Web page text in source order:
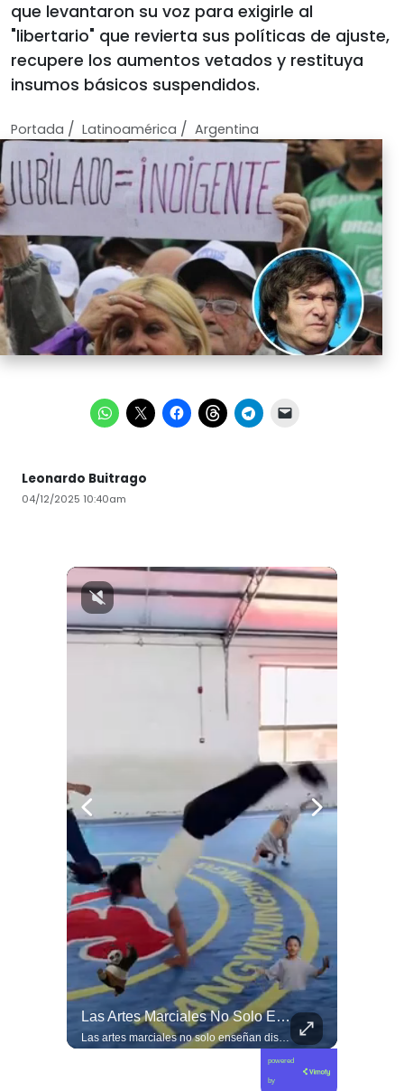
que levantaron su voz para exigirle al
"libertario" que revierta sus políticas de ajuste,
recupere los aumentos vetados y restituya
insumos básicos suspendidos.
Portada / Latinoamérica / Argentina
Leonardo Buitrago
04/12/2025 10:40am
Las Artes Marciales No Solo Enseñan Disciplinas A Los Niños Y Niñas Si No También Ser Honorables #deporte Felicidades Maestro @shaoxi15
Las artes marciales no solo enseñan disciplinas a los niños y niñas si no también ser honorables #deporte felicidades maestro @shaoxi15
powered
by